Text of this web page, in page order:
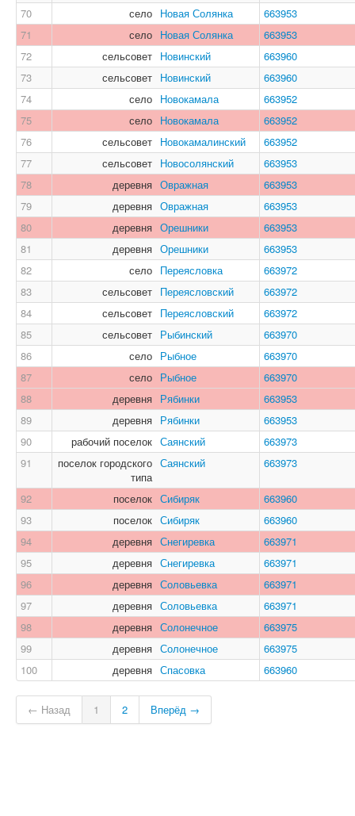
70
село Новая Солянка
663953
71
село Новая Солянка
663953
72
сельсовет Новинский
663960
73
сельсовет Новинский
663960
74
село Новокамала
663952
75
село Новокамала
663952
76
сельсовет Новокамалинский
663952
77
сельсовет Новосолянский
663953
78
деревня Овражная
663953
79
деревня Овражная
663953
80
деревня Орешники
663953
81
деревня Орешники
663953
82
село Переясловка
663972
83
сельсовет Переясловский
663972
84
сельсовет Переясловский
663972
85
сельсовет Рыбинский
663970
86
село Рыбное
663970
87
село Рыбное
663970
88
деревня Рябинки
663953
89
деревня Рябинки
663953
90
рабочий поселок Саянский
663973
91
поселок городского
типа
Саянский 663973
92 поселок Сибиряк
663960
93
поселок Сибиряк
663960
94
деревня Снегиревка
663971
95
деревня Снегиревка
663971
96
деревня Соловьевка
663971
97
деревня Соловьевка
663971
98
деревня Солонечное
663975
99
деревня Солонечное
663975
100
деревня Спасовка 663960
← Назад 1 2 Вперёд →